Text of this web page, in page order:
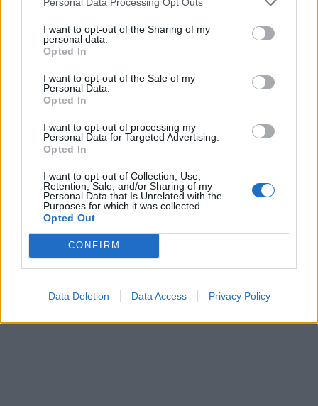
I want to opt-out of the Sharing of my
personal data.
Opted In
I want to opt-out of the Sale of my
Personal Data.
Opted In
I want to opt-out of processing my
Personal Data for Targeted Advertising.
Opted In
I want to opt-out of Collection, Use,
Retention, Sale, and/or Sharing of my
Personal Data that Is Unrelated with the
Purposes for which it was collected.
Opted Out
CONFIRM
Data Deletion Data Access Privacy Policy
Photo 3/11